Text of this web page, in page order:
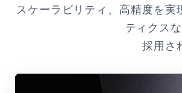
スケーラビリティ、高精度を
ティクス
採用さ